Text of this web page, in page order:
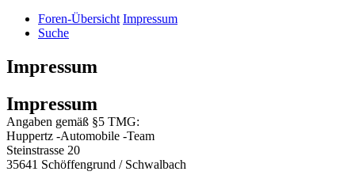
Foren-Übersicht Impressum
Suche
Impressum
Impressum
Angaben gemäß §5 TMG:
Huppertz -Automobile -Team
Steinstrasse 20
35641 Schöffengrund / Schwalbach